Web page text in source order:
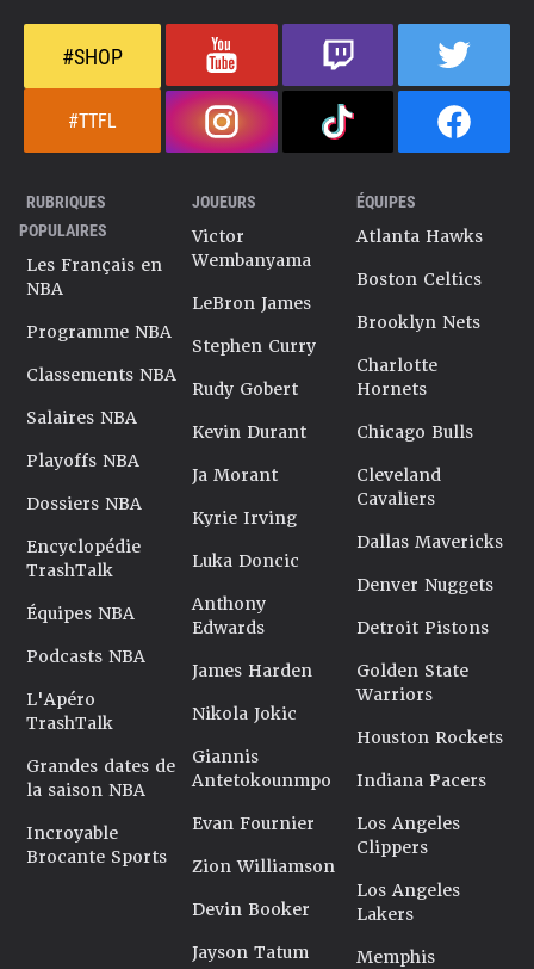
#SHOP
#TTFL
RUBRIQUES
POPULAIRES
Les Français en
NBA
Programme NBA
Classements NBA
Salaires NBA
Playoffs NBA
Dossiers NBA
Encyclopédie
TrashTalk
Équipes NBA
Podcasts NBA
L'Apéro
TrashTalk
Grandes dates de
la saison NBA
Incroyable
Brocante Sports
JOUEURS
Victor
Wembanyama
LeBron James
Stephen Curry
Rudy Gobert
Kevin Durant
Ja Morant
Kyrie Irving
Luka Doncic
Anthony
Edwards
James Harden
Nikola Jokic
Giannis
Antetokounmpo
Evan Fournier
Zion Williamson
Devin Booker
Jayson Tatum
ÉQUIPES
Atlanta Hawks
Boston Celtics
Brooklyn Nets
Charlotte
Hornets
Chicago Bulls
Cleveland
Cavaliers
Dallas Mavericks
Denver Nuggets
Detroit Pistons
Golden State
Warriors
Houston Rockets
Indiana Pacers
Los Angeles
Clippers
Los Angeles
Lakers
Memphis